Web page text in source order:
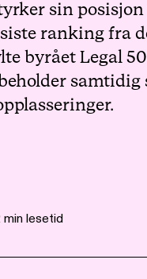
sin posisjon
ranking fra
byrået Legal
samtidig
min lesetid